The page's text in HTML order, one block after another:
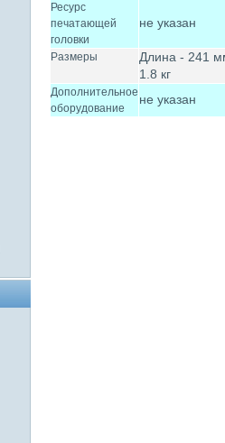
Ресурс
печатающей
головки
не указан
Размеры
Длина - 241
1.8 кг
Дополнительное
оборудование
не указан